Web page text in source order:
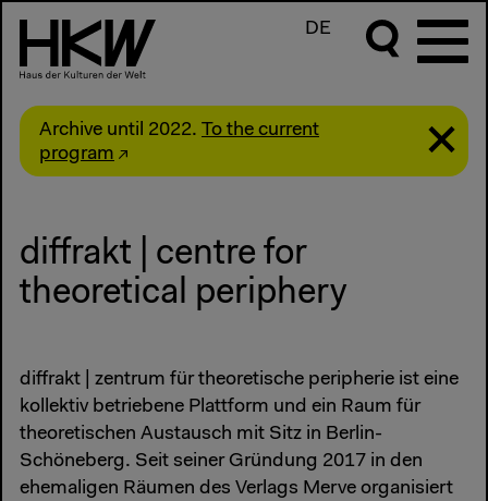
DE
Archive until 2022. To the current
program
diffrakt | centre for
theoretical periphery
diffrakt | zentrum für theoretische peripherie ist eine
kollektiv betriebene Plattform und ein Raum für
theoretischen Austausch mit Sitz in Berlin-
Schöneberg. Seit seiner Gründung 2017 in den
ehemaligen Räumen des Verlags Merve organisiert